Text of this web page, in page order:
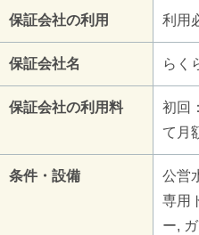
保証会社の利用 利用
保証会社名 らく
保証会社の利用料
初回
て月
条件・設備
公営
専用
ー,